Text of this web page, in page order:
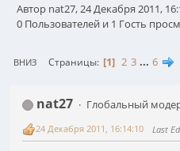
Автор nat27, 24 Декабря 2011,
0 Пользователей и 1 Гость
ВНИЗ Страницы 1 2 3 ... 6
nat27 Глобальный
24 Декабря 2011, 16:14:10 Last